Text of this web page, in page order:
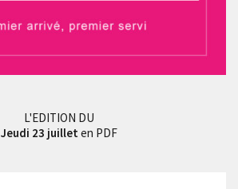
L'EDITION DU
Jeudi 23 juillet en PDF